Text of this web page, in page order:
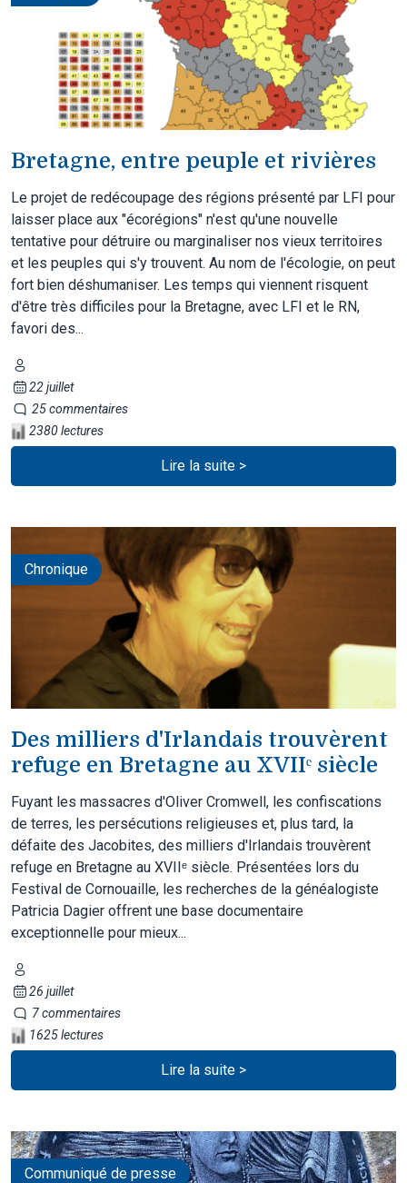
Bretagne, entre peuple et rivières
Le projet de redécoupage des régions présenté par LFI pour
laisser place aux "écorégions" n'est qu'une nouvelle
tentative pour détruire ou marginaliser nos vieux territoires
et les peuples qui s'y trouvent. Au nom de l'écologie, on peut
fort bien déshumaniser. Les temps qui viennent risquent
d'être très difficiles pour la Bretagne, avec LFI et le RN,
favori des...
22 juillet
25 commentaires
2380 lectures
Lire la suite >
Chronique
Des milliers d'Irlandais trouvèrent
refuge en Bretagne au XVIIᵉ siècle
Fuyant les massacres d'Oliver Cromwell, les confiscations
de terres, les persécutions religieuses et, plus tard, la
défaite des Jacobites, des milliers d'Irlandais trouvèrent
refuge en Bretagne au XVIIᵉ siècle. Présentées lors du
Festival de Cornouaille, les recherches de la généalogiste
Patricia Dagier offrent une base documentaire
exceptionnelle pour mieux...
26 juillet
7 commentaires
1625 lectures
Lire la suite >
Communiqué de presse